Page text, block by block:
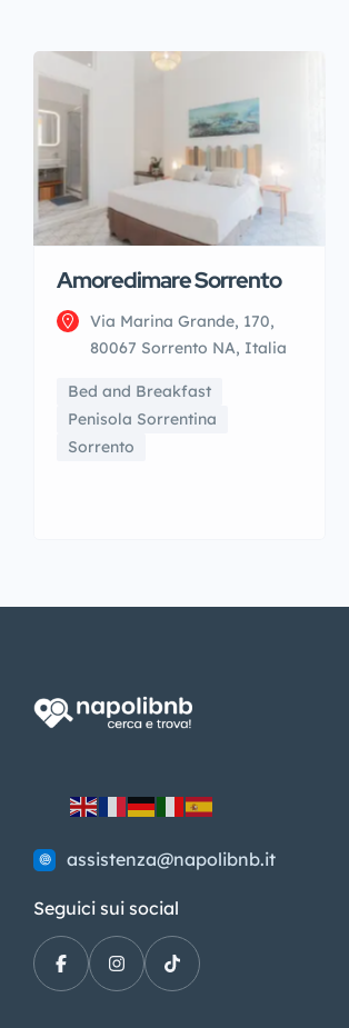
Amoredimare Sorrento
Via Marina Grande, 170,
80067 Sorrento NA, Italia
Bed and Breakfast
Penisola Sorrentina
Sorrento
assistenza@napolibnb.it
Seguici sui social